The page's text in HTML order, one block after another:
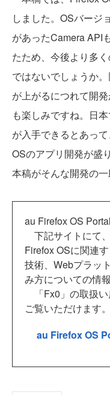
しました。OSバージ
があったCamera API
たため、今後より多
ではないでしょうか
が上がるにつれて開
も楽しみですね。日
が入手できるとあっ
OSのアプリ開発が盛
本稿がそんな開発の一
au Firefox OS
下記サイトにて
Firefox OSに関連
技術、Webプラッ
み方についての情
「Fx0」の取扱い
ご覧いただけます。
au Firefox OS